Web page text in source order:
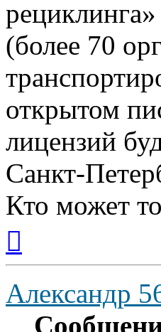
(более 70
открытом
лицензий
Санкт-
Кто может
началу
Александр